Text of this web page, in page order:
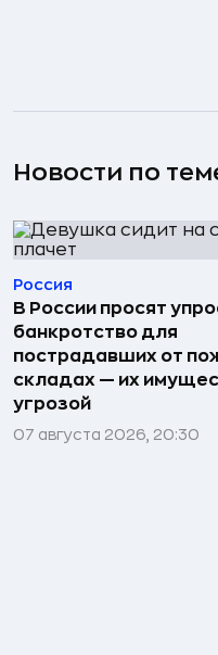
Новости по
Россия
В России просят
банкротство для
пострадавших от
складах — их
угрозой
07 августа 2026, 20:30